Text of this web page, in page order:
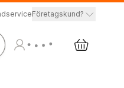
Företagskund?